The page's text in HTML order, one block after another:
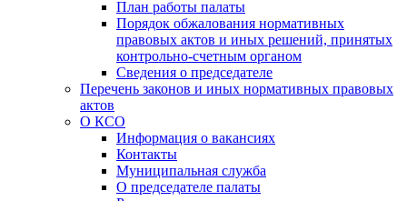
План работы палаты
Порядок обжалования нормативных
правовых актов и иных решений, принятых
контрольно-счетным органом
Сведения о председателе
Перечень законов и иных нормативных правовых
актов
О КСО
Информация о вакансиях
Контакты
Муниципальная служба
О председателе палаты